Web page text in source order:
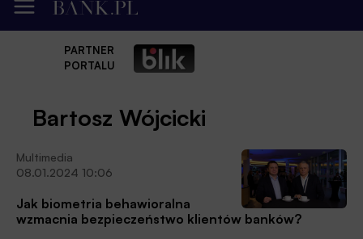
PARTNER
PORTALU
Bartosz Wójcicki
Multimedia
08.01.2024 10:06
Jak biometria behawioralna
wzmacnia bezpieczeństwo klientów banków?